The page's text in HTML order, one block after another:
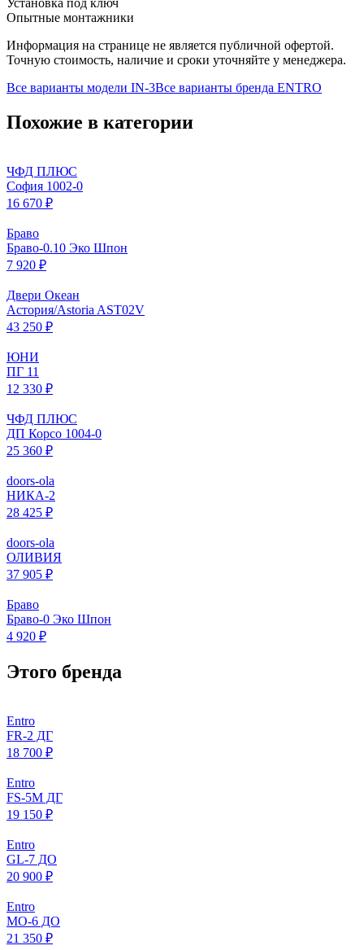
Установка под ключ
Опытные монтажники
Информация на странице не является публичной офертой.
Точную стоимость, наличие и сроки уточняйте у менеджера.
Все варианты модели IN-3Все варианты бренда ENTRO
Похожие в категории
ЧФД ПЛЮС
София 1002-0
16 670 ₽
Браво
Браво-0.10 Эко Шпон
7 920 ₽
Двери Океан
Астория/Astoria AST02V
43 250 ₽
ЮНИ
ПГ 11
12 330 ₽
ЧФД ПЛЮС
ДП Корсо 1004-0
25 360 ₽
doors-ola
НИКА-2
28 425 ₽
doors-ola
ОЛИВИЯ
37 905 ₽
Браво
Браво-0 Эко Шпон
4 920 ₽
Этого бренда
Entro
FR-2 ДГ
18 700 ₽
Entro
FS-5M ДГ
19 150 ₽
Entro
GL-7 ДО
20 900 ₽
Entro
МO-6 ДО
21 350 ₽